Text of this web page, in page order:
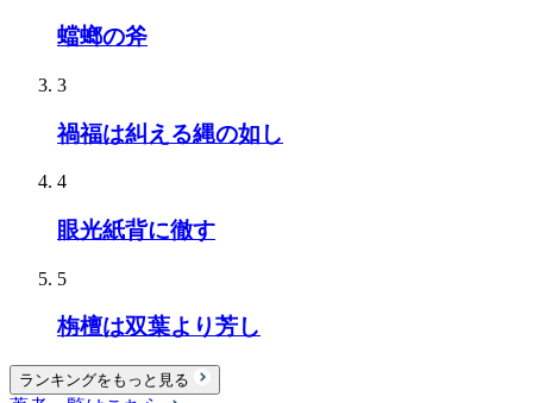
蟷螂の斧
3
禍福は糾える縄の如し
4
眼光紙背に徹す
5
栴檀は双葉より芳し
ランキングをもっと見る